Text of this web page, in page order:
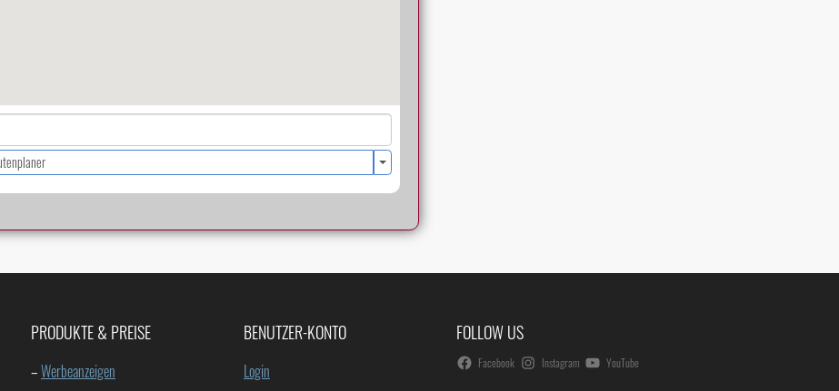
PRODUKTE & PREISE
–Werbeanzeigen
BENUTZER-KONTO
Login
FOLLOW US
Facebook Instagram YouTube